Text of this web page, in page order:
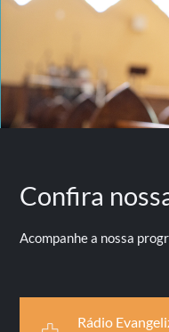
Confira
Acompanhe a nossa
Rádio